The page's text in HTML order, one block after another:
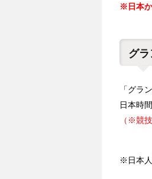
※日本
グ
「グラ
日本時
（※競
※日本人